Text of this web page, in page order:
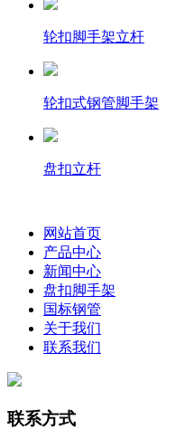
轮扣脚手架立杆
轮扣式钢管脚手架
盘扣立杆
网站首页
产品中心
新闻中心
盘扣脚手架
国标钢管
关于我们
联系我们
联系方式